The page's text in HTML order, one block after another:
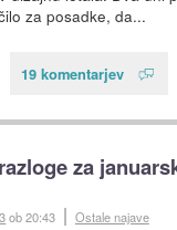
za posadke, da...
19 komentarjev
za
ob 20:43 Ostale najave